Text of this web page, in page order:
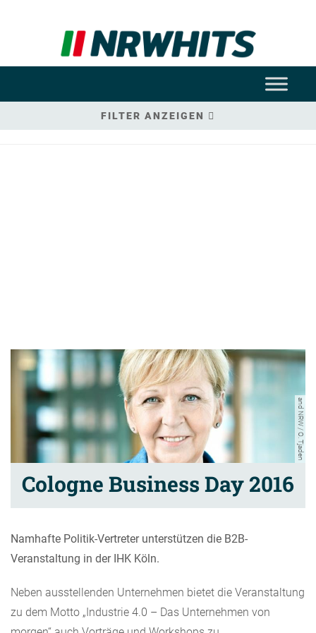
FILTER ANZEIGEN
and NRW / O. Tjaden
Cologne Business Day 2016
Namhafte Politik-Vertreter unterstützen die B2B-
Veranstaltung in der IHK Köln.
Neben ausstellenden Unternehmen bietet die Veranstaltung
zu dem Motto „Industrie 4.0 – Das Unternehmen von